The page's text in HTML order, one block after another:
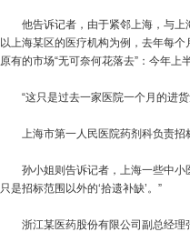
他告诉记者，由于紧邻上海，与上海
以上海某区的医疗机构为例，去年每
原有的市场“无可奈何花落去”：今年上
“这只是过去一家医院一个月的进货
上海市第一人民医院药剂科负责招
孙小姐则告诉记者，上海一些中小医
只是招标范围以外的‘拾遗补缺’。”
浙江某医药股份有限公司副总经理